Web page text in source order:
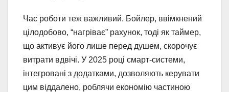
Час роботи теж важливий. Бойлер, ввімкнений
цілодобово, “нагріває” рахунок, тоді як таймер,
що активує його лише перед душем, скорочує
витрати вдвічі. У 2025 році смарт-системи,
інтегровані з додатками, дозволяють керувати
цим віддалено, роблячи економію частиною